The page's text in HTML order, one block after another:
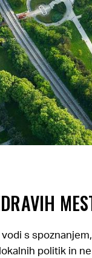
s
politik in